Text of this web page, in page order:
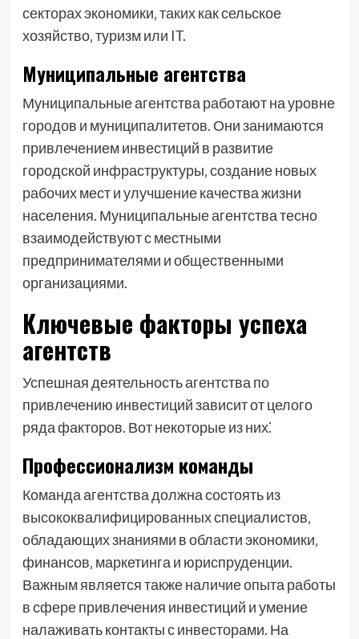
секторах экономики‚ таких как сельское
хозяйство‚ туризм или IT.
Муниципальные агентства
Муниципальные агентства работают на уровне
городов и муниципалитетов. Они занимаются
привлечением инвестиций в развитие
городской инфраструктуры‚ создание новых
рабочих мест и улучшение качества жизни
населения. Муниципальные агентства тесно
взаимодействуют с местными
предпринимателями и общественными
организациями.
Ключевые факторы успеха
агентств
Успешная деятельность агентства по
привлечению инвестиций зависит от целого
ряда факторов. Вот некоторые из них⁚
Профессионализм команды
Команда агентства должна состоять из
высококвалифицированных специалистов‚
обладающих знаниями в области экономики‚
финансов‚ маркетинга и юриспруденции.
Важным является также наличие опыта работы
в сфере привлечения инвестиций и умение
налаживать контакты с инвесторами. На